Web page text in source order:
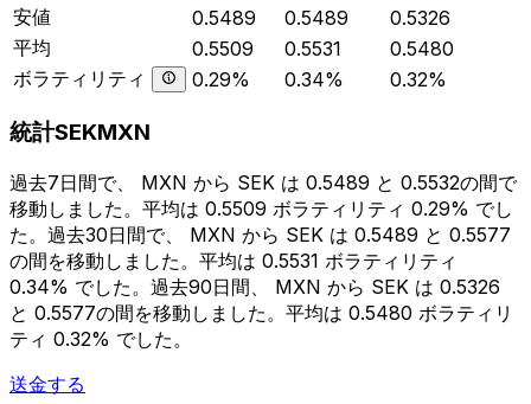
安値
0.5489 0.5489
0.5326
平均
0.5509 0.5531
0.5480
ボラティリティ
0.29% 0.34% 0.32%
統計SEKMXN
過去7日間で、 MXN から SEK は 0.5489 と 0.5532の間で
移動しました。平均は 0.5509 ボラティリティ 0.29% でし
た。過去30日間で、 MXN から SEK は 0.5489 と 0.5577
の間を移動しました。平均は 0.5531 ボラティリティ
0.34% でした。過去90日間、 MXN から SEK は 0.5326
と 0.5577の間を移動しました。平均は 0.5480 ボラティリ
ティ 0.32% でした。
送金する